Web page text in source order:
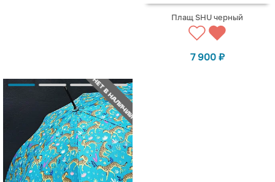
Плащ SHU черный
7 900 ₽
НЕТ В НАЛИЧИИ